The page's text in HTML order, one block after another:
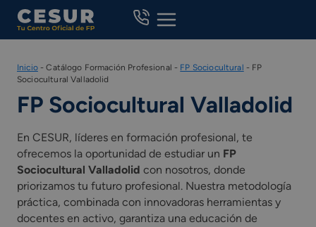
Skip
content
Inicio-Catálogo Formación Profesional - FP Sociocultural - FP
Sociocultural Valladolid
FP Sociocultural Valladolid
En CESUR, líderes en formación profesional, te
ofrecemos la oportunidad de estudiar un FP
Sociocultural Valladolid con nosotros, donde
priorizamos tu futuro profesional. Nuestra metodología
práctica, combinada con innovadoras herramientas y
docentes en activo, garantiza una educación de